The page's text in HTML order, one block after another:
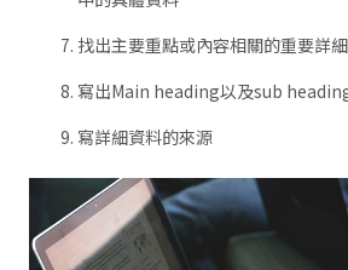
找出主要重點或內容相關的重要詳
寫出Main heading以及sub
寫詳細資料的來源